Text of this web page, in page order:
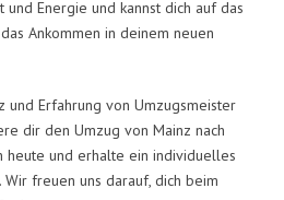
Energie und kannst dich auf das
Ankommen in deinem neuen
und Erfahrung von Umzugsmeister
dir den Umzug von Mainz nach
heute und erhalte ein individuelles
freuen uns darauf, dich beim